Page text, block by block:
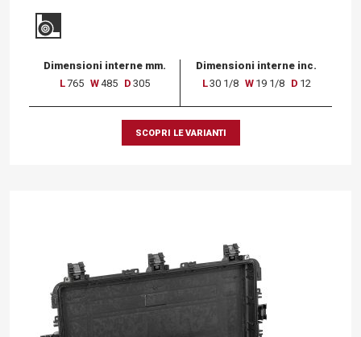
Dimensioni interne mm.
L765 W485 D 305
Dimensioni interne inc.
L30 1/8 W 19 1/8 D 12
SCOPRI LE VARIANTI